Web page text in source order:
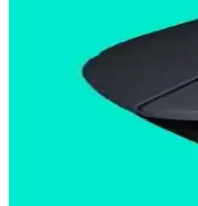
Logitech kablosuz mouse
Logitech M221 ve
Logitech M221 ve M171
Logitech Çoklu
Logitech'in çoklu cihaz